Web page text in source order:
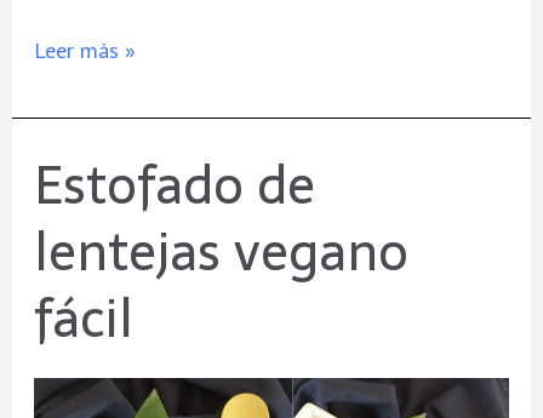
Leer más »
Estofado de
lentejas vegano
fácil
Estofado
de
lentejas
vegano
fácil